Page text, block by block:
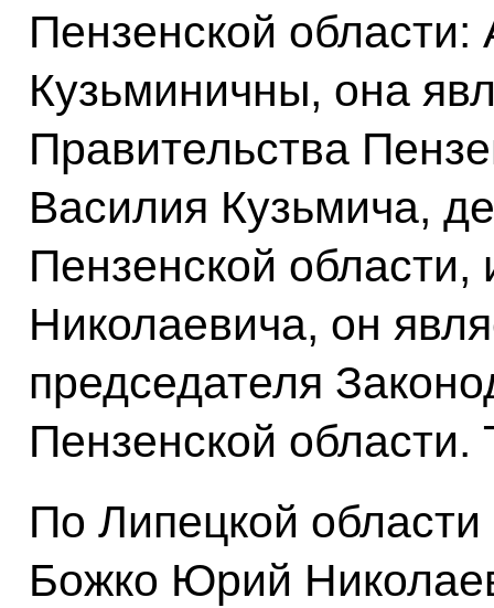
Пензенской
Кузьминичны, она
Правительства
Василия Кузьмича,
Пензенской
Николаевича, он
председателя
Пензенской
По Липецкой
Божко Юрий